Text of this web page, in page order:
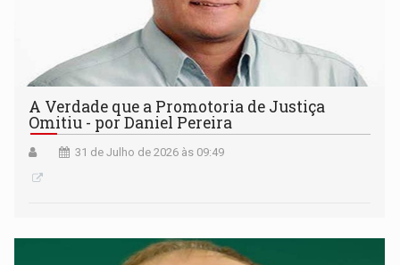
A Verdade que a Promotoria de Justiça
Omitiu - por Daniel Pereira
31 de Julho de 2026 às 09:49